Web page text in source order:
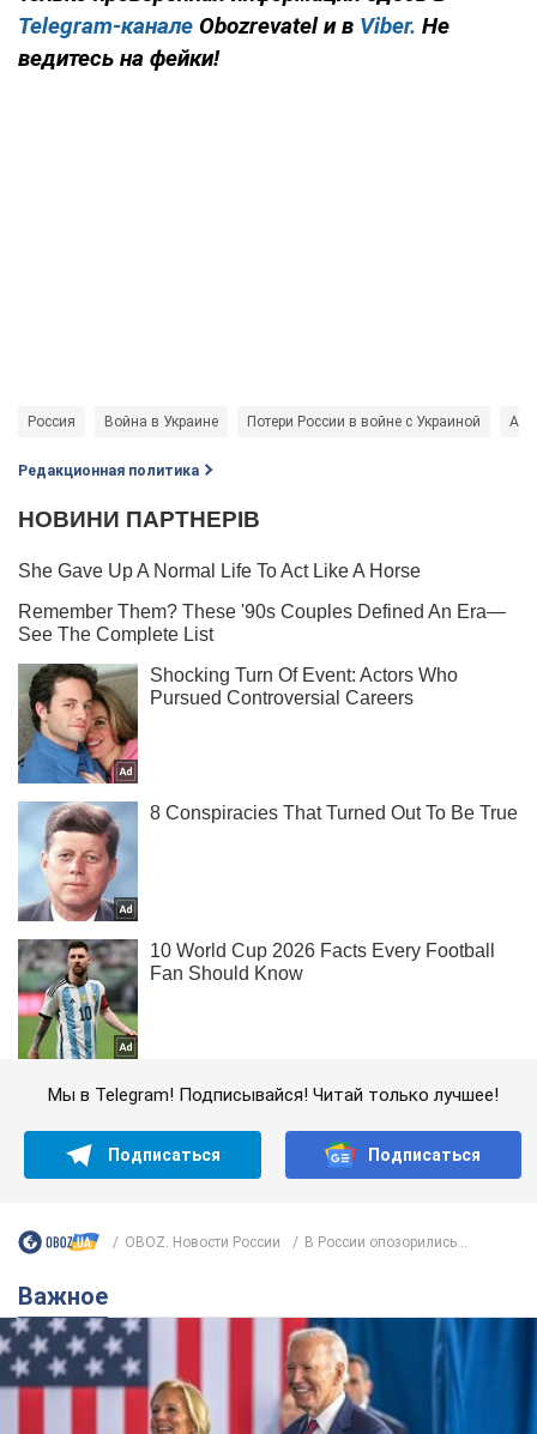
Telegram-канале Obozrevatel и в Viber. Не
ведитесь на фейки!
Россия Война в Украине Потери России в войне с Украиной
Редакционная политика
Мы в Telegram! Подписывайся! Читай только лучшее!
Подписаться Подписаться
OBOZ. Новости России В России опозорились...
Важное